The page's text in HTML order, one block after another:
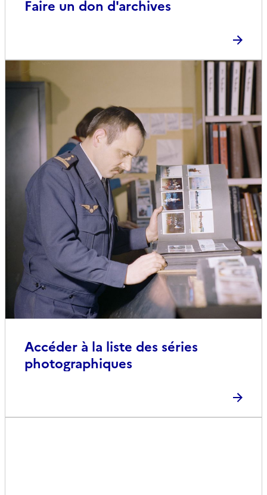
Faire un don d'archives
Accéder à la liste des séries
photographiques